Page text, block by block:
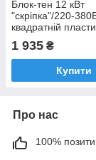
Блок-тен 12 кВт
"скріпка"/220-
квадратній
електрокотлів
ін. (Україна)
1 935 ₴
Купити
Про нас
100%